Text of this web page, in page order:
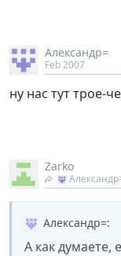
Александр=
Feb 2007
ну нас тут трое-
Zarko
Александр=:
А как думаете,